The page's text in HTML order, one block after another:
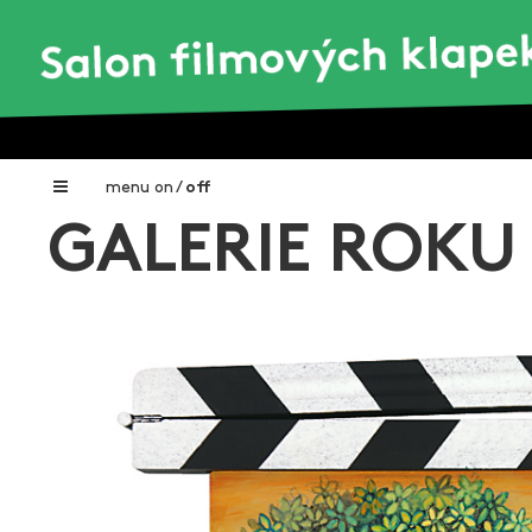
menu on / off
Home
Autoři filmových klapek
O projektu
Aktuální výstavy
GALERIE